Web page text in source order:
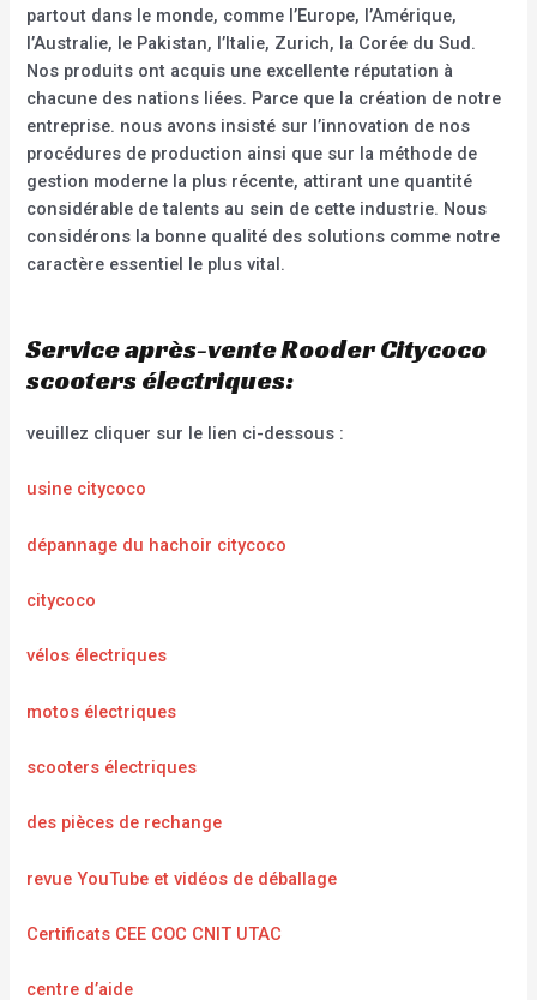
partout dans le monde, comme l’Europe, l’Amérique,
l’Australie, le Pakistan, l’Italie, Zurich, la Corée du Sud.
Nos produits ont acquis une excellente réputation à
chacune des nations liées. Parce que la création de notre
entreprise. nous avons insisté sur l’innovation de nos
procédures de production ainsi que sur la méthode de
gestion moderne la plus récente, attirant une quantité
considérable de talents au sein de cette industrie. Nous
considérons la bonne qualité des solutions comme notre
caractère essentiel le plus vital.
Service après-vente Rooder Citycoco
scooters électriques:
veuillez cliquer sur le lien ci-dessous :
usine citycoco
dépannage du hachoir citycoco
citycoco
vélos électriques
motos électriques
scooters électriques
des pièces de rechange
revue YouTube et vidéos de déballage
Certificats CEE COC CNIT UTAC
centre d’aide